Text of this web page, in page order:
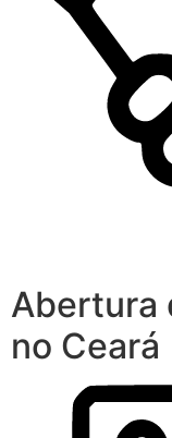
Abertura
no Ceará